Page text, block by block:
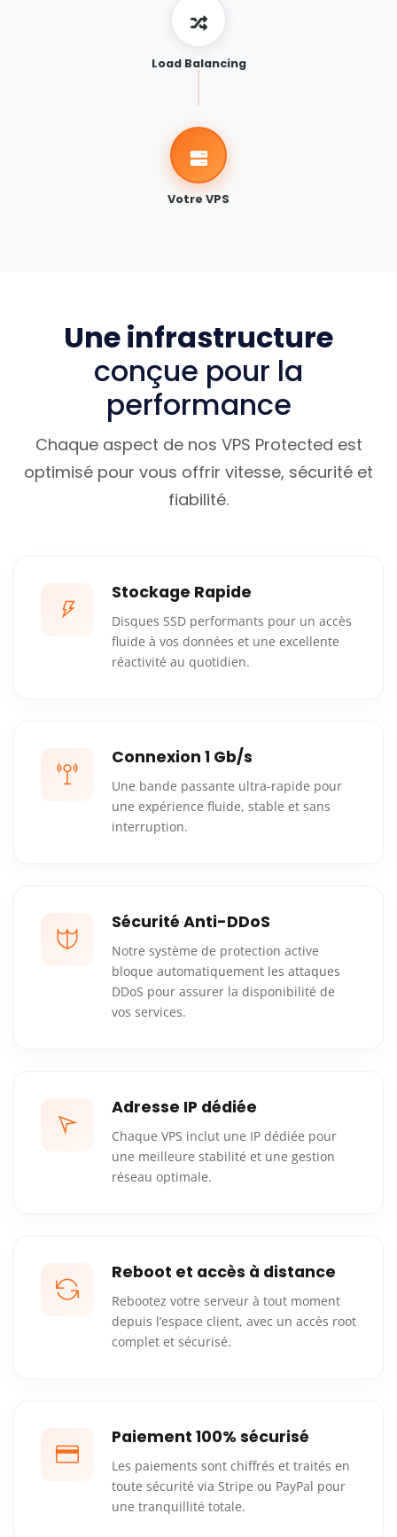
Load Balancing
Votre VPS
Une infrastructure
conçue pour la
performance
Chaque aspect de nos VPS Protected est
optimisé pour vous offrir vitesse, sécurité et
fiabilité.
Stockage Rapide
Disques SSD performants pour un accès
fluide à vos données et une excellente
réactivité au quotidien.
Connexion 1 Gb/s
Une bande passante ultra-rapide pour
une expérience fluide, stable et sans
interruption.
Sécurité Anti-DDoS
Notre système de protection active
bloque automatiquement les attaques
DDoS pour assurer la disponibilité de
vos services.
Adresse IP dédiée
Chaque VPS inclut une IP dédiée pour
une meilleure stabilité et une gestion
réseau optimale.
Reboot et accès à distance
Rebootez votre serveur à tout moment
depuis l’espace client, avec un accès root
complet et sécurisé.
Paiement 100% sécurisé
Les paiements sont chiffrés et traités en
toute sécurité via Stripe ou PayPal pour
une tranquillité totale.